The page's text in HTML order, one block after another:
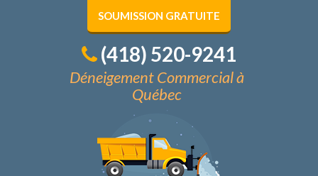
SOUMISSION GRATUITE
(418) 520-9241
Déneigement Commercial à
Québec